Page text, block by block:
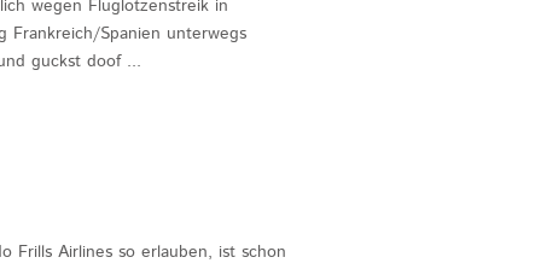
wegen Fluglotzenstreik in
Frankreich/Spanien unterwegs
guckst doof ...
Frills Airlines so erlauben, ist schon